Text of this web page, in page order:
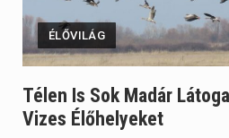
ÉLŐVILÁG
Télen Is Sok Madár
Vizes Élőhelyeket